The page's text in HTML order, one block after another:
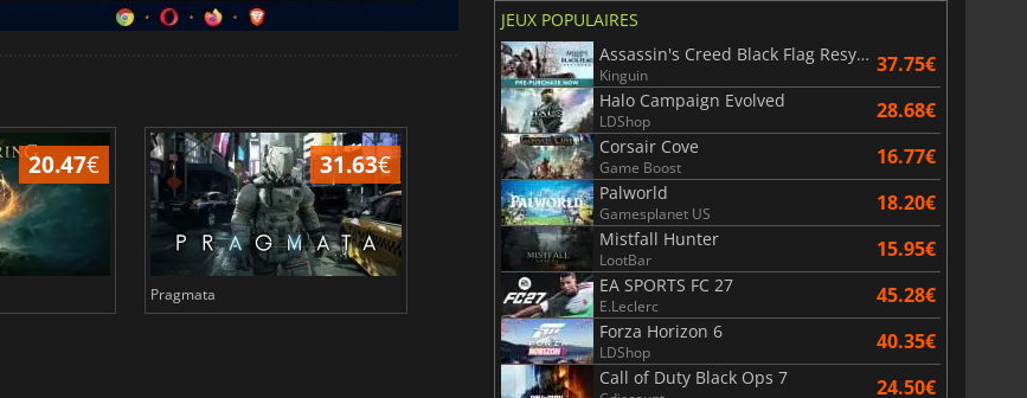
20.47€ 31.63€
Pragmata
6.75€
Total War WARHAMMER 3
15.48
JEUX POPULAIRES
Assassin's Creed Black Flag Resynced
Kinguin 37.75€
Halo Campaign Evolved
LDShop 28.68€
Corsair Cove
Game Boost 16.77€
Palworld
Gamesplanet US 18.20€
Mistfall Hunter
LootBar 15.95€
EA SPORTS FC 27
E.Leclerc 45.28€
Forza Horizon 6
LDShop 40.35€
Call of Duty Black Ops 7 24.50€